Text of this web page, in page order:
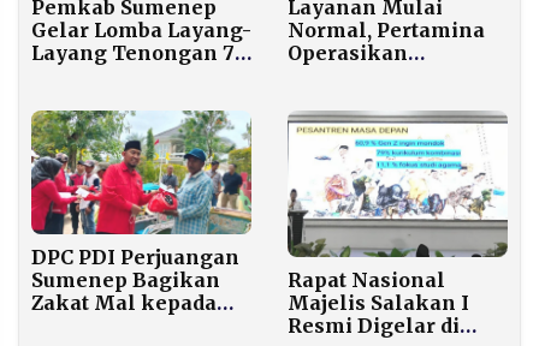
Pemkab Sumenep
Gelar Lomba Layang-
Layang Tenongan 7
Umroh
Layanan Mulai
Normal, Pertamina
Operasikan
Atasi Antrean
DPC PDI Perjuangan
Sumenep Bagikan
Zakat Mal kepada
Rapat Nasional
Majelis Salakan I
Resmi Digelar di